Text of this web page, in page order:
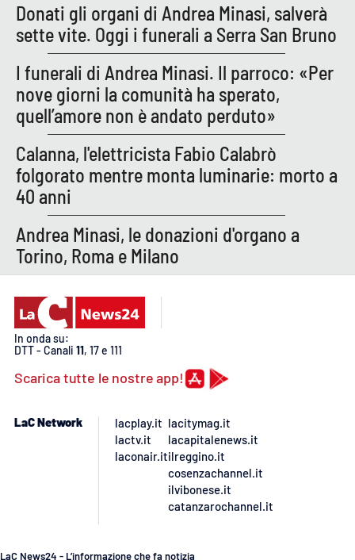
Lacapitalenews.it
Ilreggino.it
Cosenzachannel.it
Ilvibonese.it
Catanzarochannel.it
APP
Android
Apple
Donati gli organi di Andrea Minasi, salverà
sette vite. Oggi i funerali a Serra San Bruno
I funerali di Andrea Minasi. Il parroco: «Per
nove giorni la comunità ha sperato,
quell’amore non è andato perduto»
Calanna, l'elettricista Fabio Calabrò
folgorato mentre monta luminarie: morto a
40 anni
Andrea Minasi, le donazioni d'organo a
Torino, Roma e Milano
In onda su:
DTT - Canali 11, 17 e 111
Scarica tutte le nostre app!
LaC Network
lacplay.it
lactv.it
laconair.it
lacitymag.it
lacapitalenews.it
ilreggino.it
cosenzachannel.it
ilvibonese.it
catanzarochannel.it
LaC News24 - L’informazione che fa notizia